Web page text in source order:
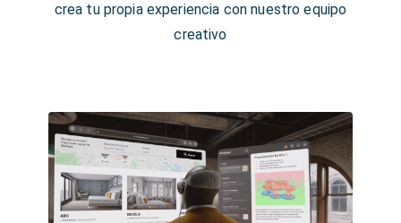
crea tu propia experiencia con nuestro equipo
creativo